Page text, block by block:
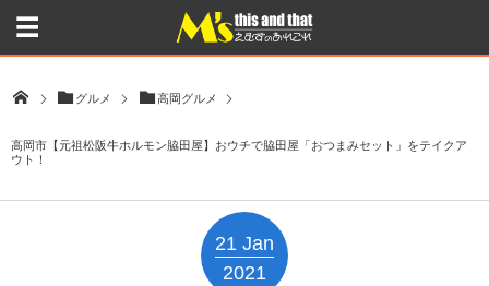
グルメ 高岡グルメ
高岡市【元祖松阪牛ホルモン脇田屋】おウチで脇田屋「おつまみセット」をテイクア
ウト！
21 Jan
2021